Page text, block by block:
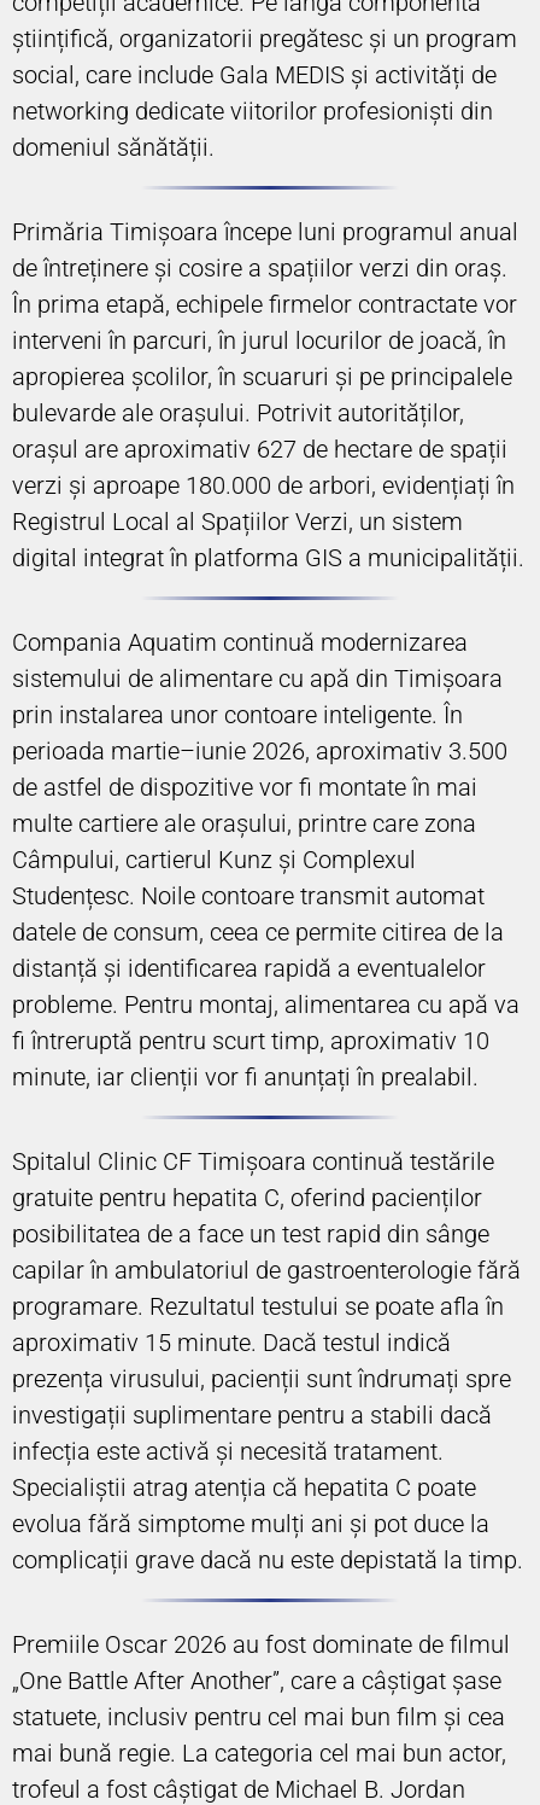
științifică, organizatorii pregătesc și un program
social, care include Gala MEDIS și activități de
networking dedicate viitorilor profesioniști din
domeniul sănătății.
Primăria Timișoara începe luni programul anual
de întreținere și cosire a spațiilor verzi din oraș.
În prima etapă, echipele firmelor contractate vor
interveni în parcuri, în jurul locurilor de joacă, în
apropierea școlilor, în scuaruri și pe principalele
bulevarde ale orașului. Potrivit autorităților,
orașul are aproximativ 627 de hectare de spații
verzi și aproape 180.000 de arbori, evidențiați în
Registrul Local al Spațiilor Verzi, un sistem
digital integrat în platforma GIS a municipalității.
Compania Aquatim continuă modernizarea
sistemului de alimentare cu apă din Timișoara
prin instalarea unor contoare inteligente. În
perioada martie–iunie 2026, aproximativ 3.500
de astfel de dispozitive vor fi montate în mai
multe cartiere ale orașului, printre care zona
Câmpului, cartierul Kunz și Complexul
Studențesc. Noile contoare transmit automat
datele de consum, ceea ce permite citirea de la
distanță și identificarea rapidă a eventualelor
probleme. Pentru montaj, alimentarea cu apă va
fi întreruptă pentru scurt timp, aproximativ 10
minute, iar clienții vor fi anunțați în prealabil.
Spitalul Clinic CF Timișoara continuă testările
gratuite pentru hepatita C, oferind pacienților
posibilitatea de a face un test rapid din sânge
capilar în ambulatoriul de gastroenterologie fără
programare. Rezultatul testului se poate afla în
aproximativ 15 minute. Dacă testul indică
prezența virusului, pacienții sunt îndrumați spre
investigații suplimentare pentru a stabili dacă
infecția este activă și necesită tratament.
Specialiștii atrag atenția că hepatita C poate
evolua fără simptome mulți ani și pot duce la
complicații grave dacă nu este depistată la timp.
Premiile Oscar 2026 au fost dominate de filmul
„One Battle After Another”, care a câștigat șase
statuete, inclusiv pentru cel mai bun film și cea
mai bună regie. La categoria cel mai bun actor,
trofeul a fost câștigat de Michael B. Jordan